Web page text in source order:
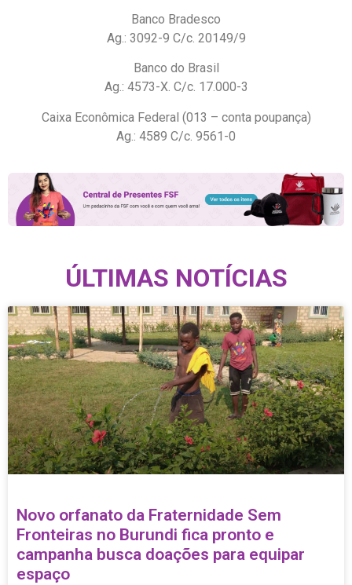
Banco Bradesco
Ag.: 3092-9 C/c. 20149/9
Banco do Brasil
Ag.: 4573-X. C/c. 17.000-3
Caixa Econômica Federal (013 – conta poupança)
Ag.: 4589 C/c. 9561-0
ÚLTIMAS NOTÍCIAS
Novo orfanato da Fraternidade Sem
Fronteiras no Burundi fica pronto e
campanha busca doações para equipar
espaço